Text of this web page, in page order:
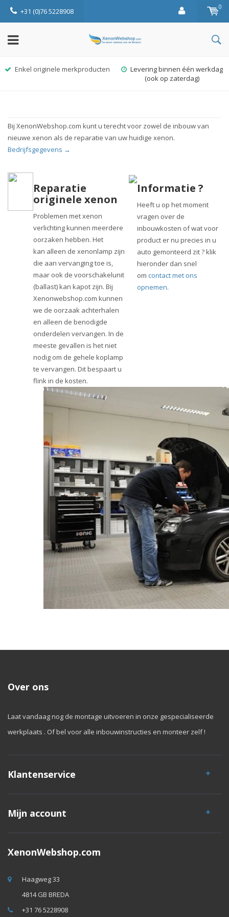
+31 (0)76 5228908 0
Enkel originele merkproducten
Levering binnen één werkdag
(ook op zaterdag)
Bij XenonWebshop.com kunt u terecht voor zowel de inbouw van
nieuwe xenon als de reparatie van uw huidige xenon.
Bedrijfsgegevens →
Reparatie
originele xenon
Problemen met xenon
verlichting kunnen meerdere
oorzaken hebben. Het
kan alleen de xenonlamp zijn
die aan vervanging toe is,
maar ook de voorschakelunit
(ballast) kan kapot zijn. Bij
Xenonwebshop.com kunnen
we de oorzaak achterhalen
en alleen de benodigde
onderdelen vervangen. In de
meeste gevallen is het niet
nodig om de gehele koplamp
te vervangen. Dit bespaart u
flink in de kosten.
Informatie ?
Heeft u op het moment
vragen over de
inbouwkosten of wat voor
product er nu precies in u
auto gemonteerd zit ? klik
hieronder dan snel
om contact met ons
opnemen.
Over ons
Laat vandaag nog de montage uitvoeren in onze gespecialiseerde
werkplaats . Of bel voor alle inbouwinstructies en monteer zelf !
Klantenservice
Mijn account
XenonWebshop.com
Haagweg 33
4814 GB BREDA
+31 76 5228908